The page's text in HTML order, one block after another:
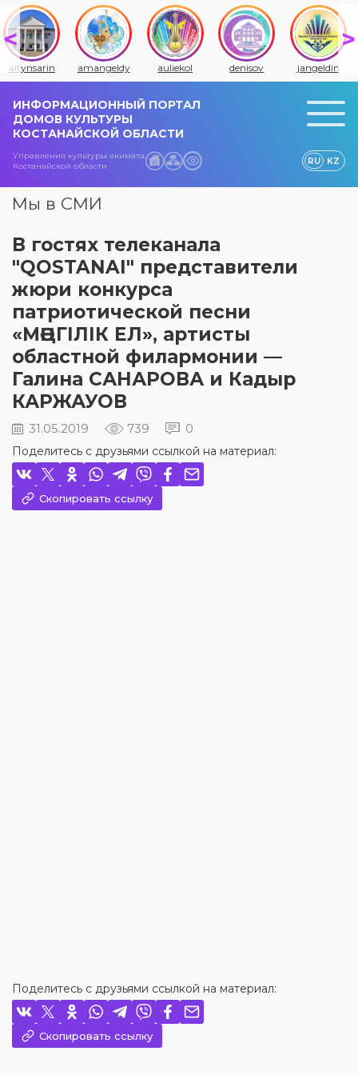
altynsarin amangeldy auliekol denisov jangeldin
ИНФОРМАЦИОННЫЙ ПОРТАЛ
ДОМОВ КУЛЬТУРЫ
КОСТАНАЙСКОЙ ОБЛАСТИ
Управления культуры акимата
Костанайской области
RU KZ
Мы в СМИ
В гостях телеканала
"QOSTANAI" представители
жюри конкурса
патриотической песни
«МӘҢГІЛІК ЕЛ», артисты
областной филармонии —
Галина САНАРОВА и Кадыр
КАРЖАУОВ
31.05.2019 739 0
Поделитесь с друзьями ссылкой на материал:
Скопировать ссылку
Поделитесь с друзьями ссылкой на материал:
Скопировать ссылку